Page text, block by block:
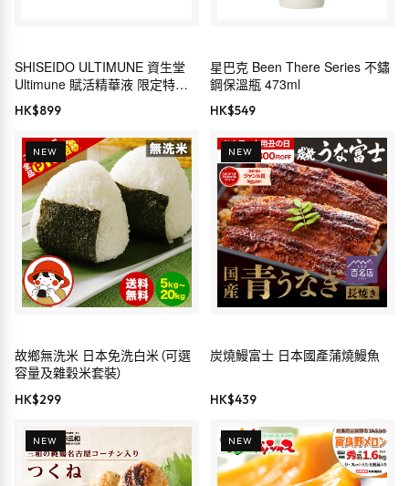
SHISEIDO ULTIMUNE 資生堂
Ultimune 賦活精華液 限定特別
套裝
HK$899
星巴克 Been There Series 不鏽
鋼保溫瓶 473ml
HK$549
NEW
故鄉無洗米 日本免洗白米（可選
容量及雜穀米套裝）
HK$299
NEW
炭燒鰻富士 日本國產蒲燒鰻魚
HK$439
NEW NEW